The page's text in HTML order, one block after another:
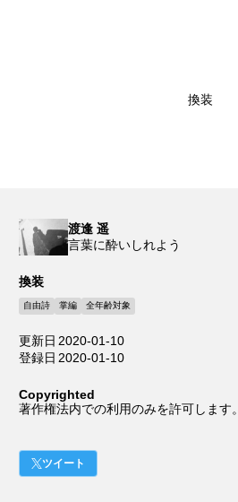
換装
渡逢 遥
言葉に酔いしれよう
換装
自由詩 掌編 全年齢対象
更新日 2020-01-10
登録日 2020-01-10
Copyrighted
著作権法内での利用のみを許可します。
ツイート